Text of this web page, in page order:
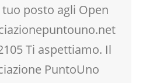
posto agli Open
Ti aspettiamo. Il
PuntoUno